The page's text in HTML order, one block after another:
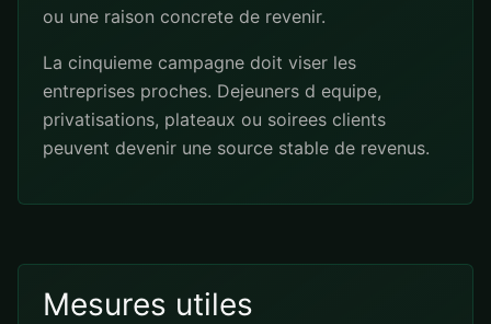
ou une raison concrete de revenir.
La cinquieme campagne doit viser les
entreprises proches. Dejeuners d equipe,
privatisations, plateaux ou soirees clients
peuvent devenir une source stable de revenus.
Mesures utiles